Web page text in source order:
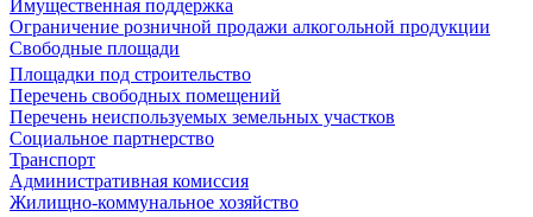
Имущественная поддержка
Ограничение розничной продажи алкогольной продукции
Свободные площади
Площадки под строительство
Перечень свободных помещений
Перечень неиспользуемых земельных участков
Социальное партнерство
Транспорт
Административная комиссия
Жилищно-коммунальное хозяйство